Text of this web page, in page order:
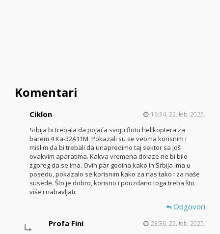
Komentari
Ciklon 16:34, 22. feb. 2025.
Srbija bi trebala da pojača svoju flotu helikoptera za
barem 4 Ka-32A11M. Pokazali su se veoma korisnim i
mislim da bi trebali da unapredimo taj sektor sa još
ovakvim aparatima. Kakva vremena dolaze ne bi bilo
zgoreg da se ima. Ovih par godina kako ih Srbija ima u
posedu, pokazalo se korisnim kako za nas tako i za naše
susede. Što je dobro, korisno i pouzdano toga treba što
više i nabavljati.
Odgovori
Profa Fini
23:36, 22. feb. 2025.